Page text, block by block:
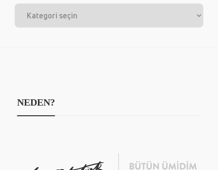
NEDEN?